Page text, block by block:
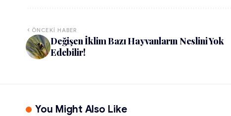
ÖNCEKI HABER
Değişen İklim Bazı Hayvanların Neslini Yok
Edebilir!
You Might Also Like